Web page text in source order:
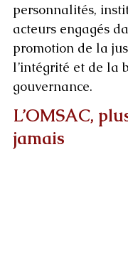
personnalités,
acteurs engagés
promotion de la
l’intégrité et de la
gouvernance.
L’OMSAC,
jamais